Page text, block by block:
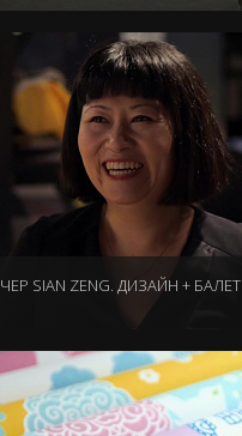
SIAN ZENG. ДИЗАЙН + БАЛЕТ